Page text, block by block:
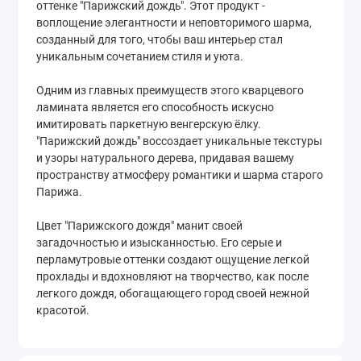
оттенке "Парижский дождь". Этот продукт -
воплощение элегантности и неповторимого шарма,
созданный для того, чтобы ваш интерьер стал
уникальным сочетанием стиля и уюта.
Одним из главных преимуществ этого кварцевого
ламината является его способность искусно
имитировать паркетную венгерскую ёлку.
"Парижский дождь" воссоздает уникальные текстуры
и узоры натурального дерева, придавая вашему
пространству атмосферу романтики и шарма старого
Парижа.
Цвет "Парижского дождя" манит своей
загадочностью и изысканностью. Его серые и
перламутровые оттенки создают ощущение легкой
прохлады и вдохновляют на творчество, как после
легкого дождя, обогащающего город своей нежной
красотой.